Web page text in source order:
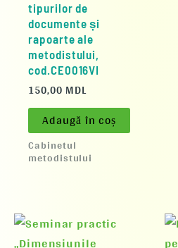
tipurilor de
documente și
rapoarte ale
metodistului,
cod.CE0016VI
150,00 MDL
Adaugă în coș
Cabinetul
metodistului